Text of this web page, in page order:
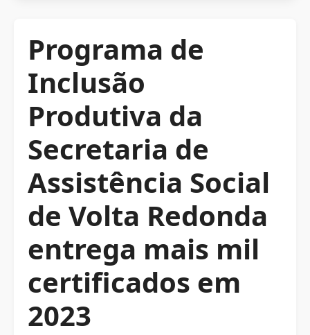
Programa de
Inclusão
Produtiva da
Secretaria de
Assistência Social
de Volta Redonda
entrega mais mil
certificados em
2023